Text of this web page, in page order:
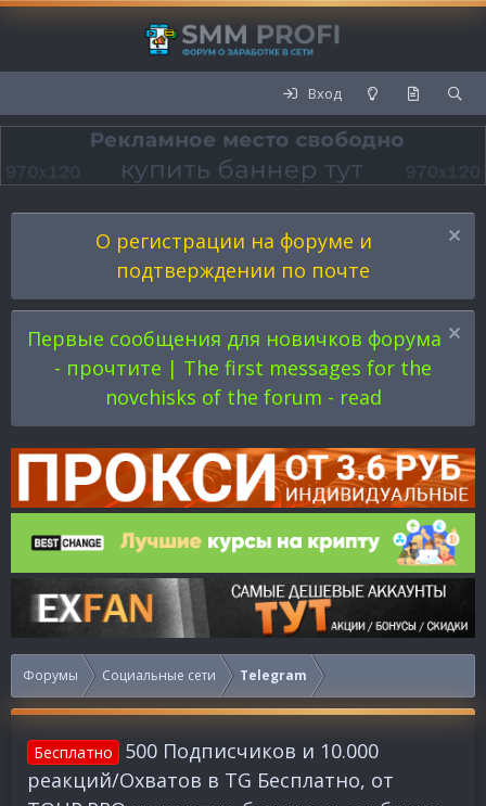
Вход
О регистрации на форуме и
подтверждении по почте
Первые сообщения для новичков форума
- прочтите | The first messages for the
novchisks of the forum - read
Форумы Социальные сети Telegram
Бесплатно
500 Подписчиков и 10.000
реакций/Охватов в TG Бесплатно, от